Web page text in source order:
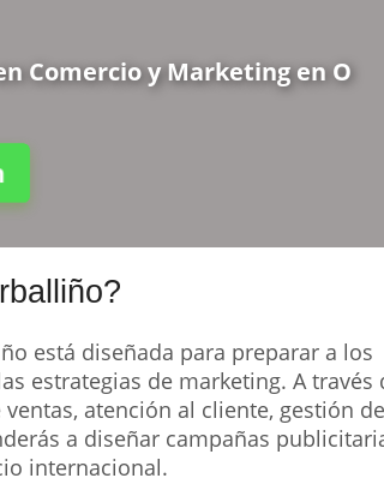
Comercio y Marketing en O
está diseñada para preparar a los
estrategias de marketing. A través
atención al cliente, gestión de
a diseñar campañas
internacional.